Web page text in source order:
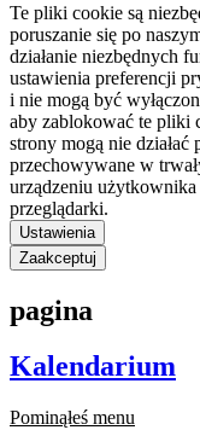
Te pliki cookie są
poruszanie się po
działanie niezbędnych
ustawienia preferencji
i nie mogą być
aby zablokować te pliki
strony mogą nie
przechowywane w
urządzeniu
przeglądarki.
Ustawienia
Zaakceptuj
pagina
Kalendarium
Pominąłeś menu